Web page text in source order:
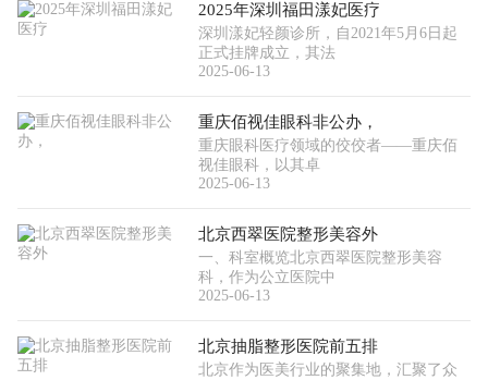
2025年深圳福田漾妃医疗
深圳漾妃轻颜诊所，自2021年5月6日起
正式挂牌成立，其法
2025-06-13
重庆佰视佳眼科非公办，
重庆眼科医疗领域的佼佼者——重庆佰
视佳眼科，以其卓
2025-06-13
北京西翠医院整形美容外
一、科室概览北京西翠医院整形美容
科，作为公立医院中
2025-06-13
北京抽脂整形医院前五排
北京作为医美行业的聚集地，汇聚了众